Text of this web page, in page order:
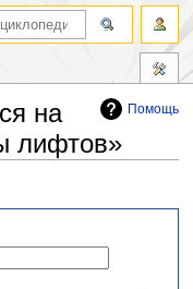
Помощь
на
лифтов»